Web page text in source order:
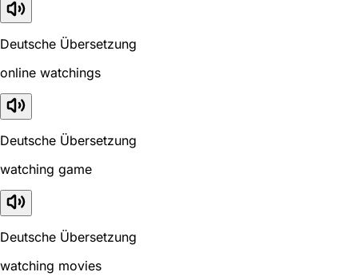
Deutsche Übersetzung
online watchings
Deutsche Übersetzung
watching game
Deutsche Übersetzung
watching movies